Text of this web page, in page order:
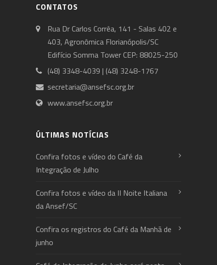
CONTATOS
Rua Dr Carlos Corrêa, 141 - Salas 402 e
403, Agronômica Florianópolis/SC
Edifício Somma Tower CEP: 88025-250
(48) 3348-4039 | (48) 3248-1767
secretaria@ansefsc.org.br
www.ansefsc.org.br
ÚLTIMAS NOTÍCIAS
Confira fotos e vídeo do Café da
Integração de Julho
Confira fotos e vídeo da II Noite Italiana
da Ansef/SC
Confira os registros do Café da Manhã de
junho